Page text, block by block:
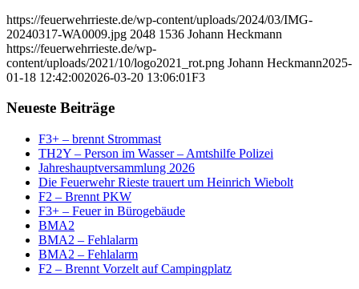
https://feuerwehrrieste.de/wp-content/uploads/2024/03/IMG-
20240317-WA0009.jpg 2048 1536 Johann Heckmann
https://feuerwehrrieste.de/wp-
content/uploads/2021/10/logo2021_rot.png Johann Heckmann2025-
01-18 12:42:002026-03-20 13:06:01F3
Neueste Beiträge
F3+ – brennt Strommast
TH2Y – Person im Wasser – Amtshilfe Polizei
Jahreshauptversammlung 2026
Die Feuerwehr Rieste trauert um Heinrich Wiebolt
F2 – Brennt PKW
F3+ – Feuer in Bürogebäude
BMA2
BMA2 – Fehlalarm
BMA2 – Fehlalarm
F2 – Brennt Vorzelt auf Campingplatz